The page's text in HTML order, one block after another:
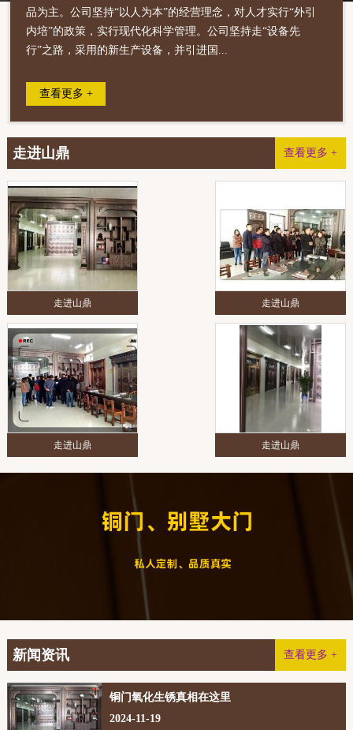
品为主。公司坚持“以人为本”的经营理念，对人才实行“外引
内培”的政策，实行现代化科学管理。公司坚持走“设备先
行”之路，采用的新生产设备，并引进国...
查看更多 +
查看更多 +
走进山鼎
走进山鼎 走进山鼎
走进山鼎 走进山鼎
查看更多 +
新闻资讯
铜门氧化生锈真相在这里
2024-11-19